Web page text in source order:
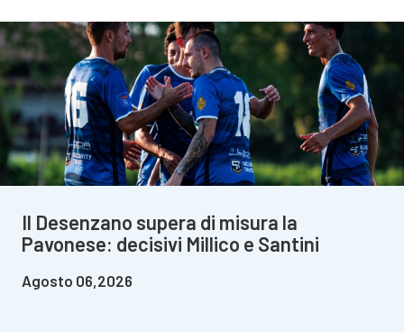
Il Desenzano supera di misura la
Pavonese: decisivi Millico e Santini
Agosto 06,2026